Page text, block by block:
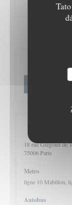
18 rue Grégoire de
75006 Paris
Metro
ligne 10 Mabillon,
Autobus